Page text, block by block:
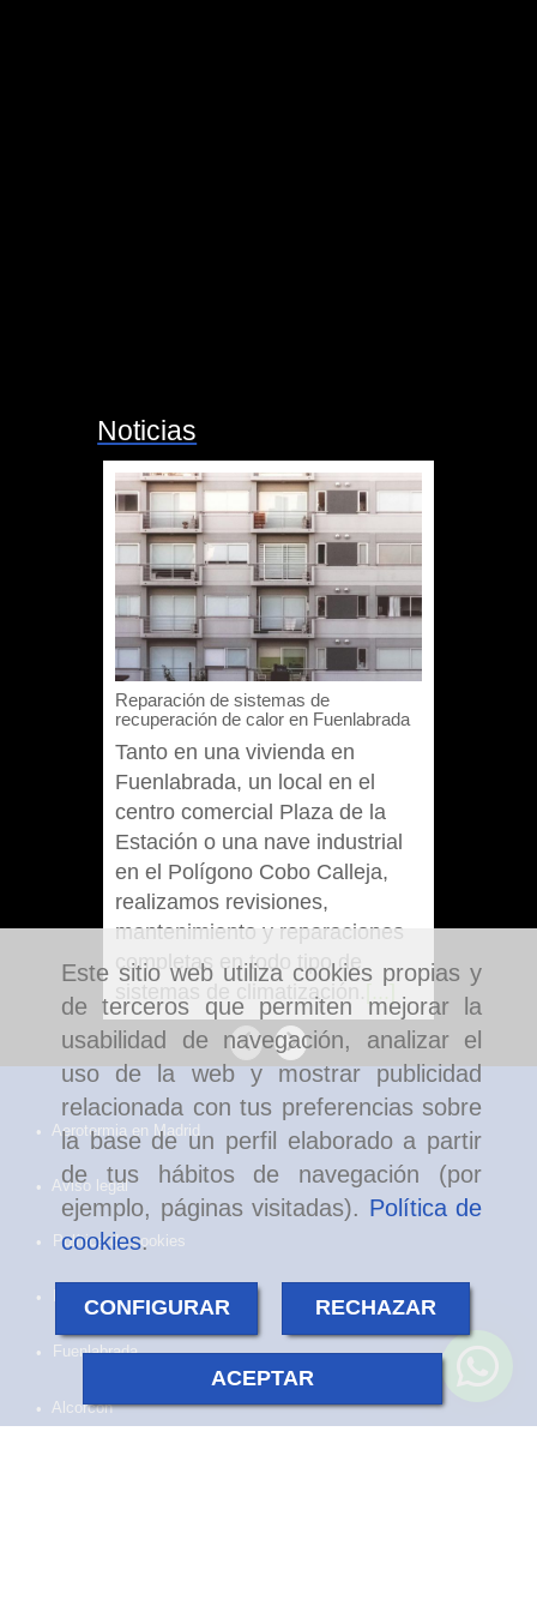
Este sitio web utiliza cookies propias y
de terceros que permiten mejorar la
usabilidad de navegación, analizar el
uso de la web y mostrar publicidad
relacionada con tus preferencias sobre
la base de un perfil elaborado a partir
de tus hábitos de navegación (por
ejemplo, páginas visitadas). Política de
cookies.
CONFIGURAR RECHAZAR
ACEPTAR
Noticias
Reparación de sistemas de
recuperación de calor en Fuenlabrada
Tanto en una vivienda en
Fuenlabrada, un local en el
centro comercial Plaza de la
Estación o una nave industrial
en el Polígono Cobo Calleja,
realizamos revisiones,
mantenimiento y reparaciones
completas en todo tipo de
sistemas de climatización.
[...]
de
[...]
AnteriorSiguiente
Aerotermia en Madrid
Aviso legal
Política de cookies
Política de privacidad
Fuenlabrada
Alcorcón